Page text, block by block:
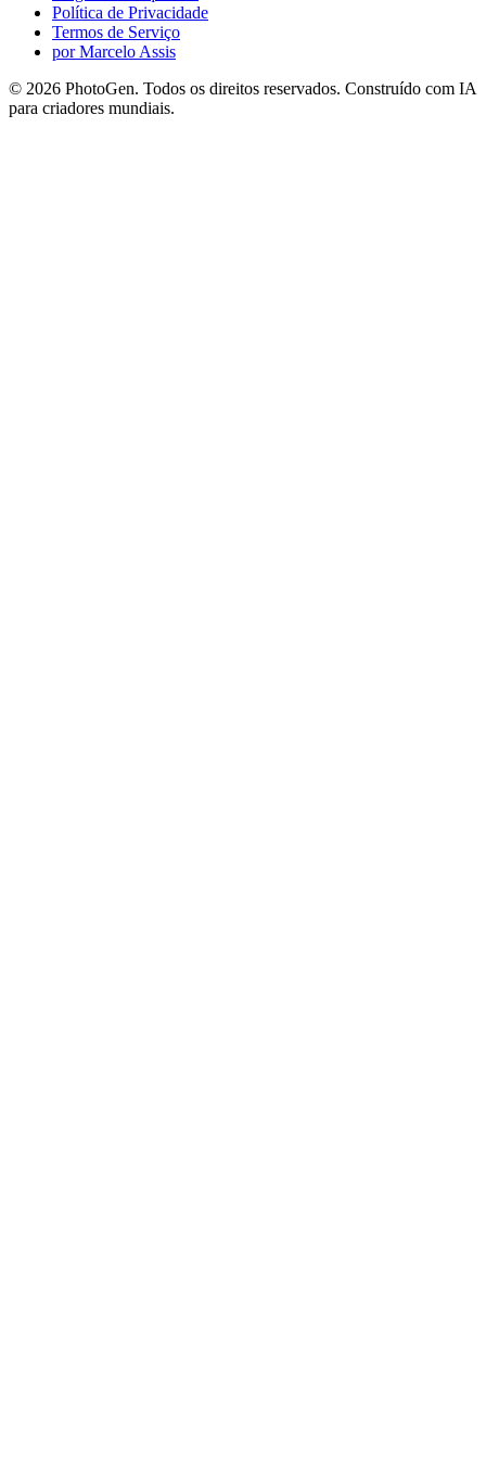
Política de Privacidade
Termos de Serviço
por Marcelo Assis
© 2026 PhotoGen. Todos os direitos reservados. Construído com IA
para criadores mundiais.